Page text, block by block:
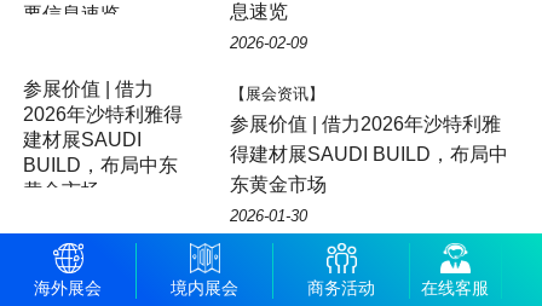
息速览
2026-02-09
【展会资讯】
参展价值 | 借力2026年沙特利雅
得建材展SAUDI BUILD，布局中
东黄金市场
2026-01-30
官方认证 + 高额补贴！新天会展
海外展会 境内展会 商务活动 在线客服